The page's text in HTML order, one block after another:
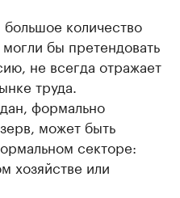
количество
бы претендовать
не всегда отражает
труда.
формально
может быть
секторе:
хозяйстве или